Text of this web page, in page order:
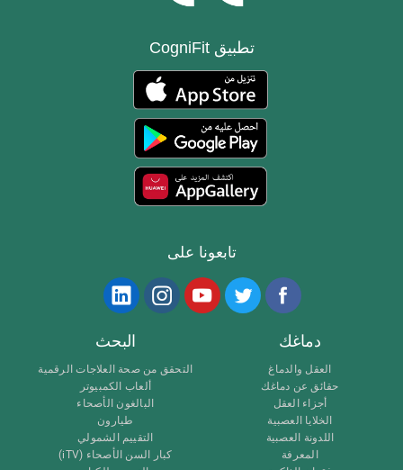
تطبيق CogniFit
تابعونا على
دماغك
العقل والدماغ
حقائق عن دماغك
أجزاء العقل
الخلايا العصبية
اللدونة العصبية
المعرفة
البحث
التحقق من صحة العلاجات الرقمية
ألعاب الكمبيوتر
البالغون الأصحاء
طيارون
التقييم الشمولي
كبار السن الأصحاء (iTV)